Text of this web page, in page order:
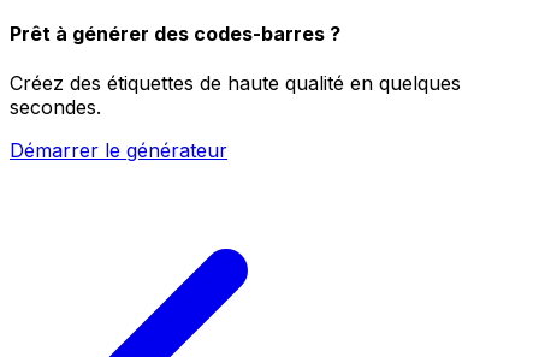
Prêt à générer des codes-barres ?
Créez des étiquettes de haute qualité en quelques
secondes.
Démarrer le générateur